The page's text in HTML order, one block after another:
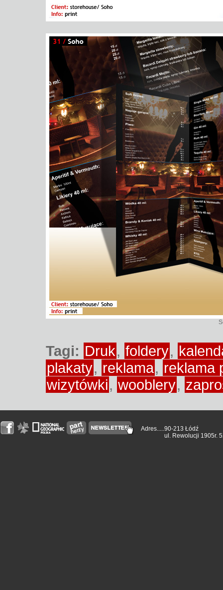
Tagi: Druk, foldery,
plakaty, reklama, reklama
wizytówki, wooblery,
Adres.....90-213 Łódź
ul. Rewolucji 1905r.